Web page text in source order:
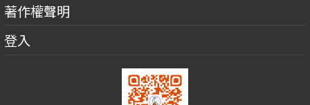
著作權聲明
登入